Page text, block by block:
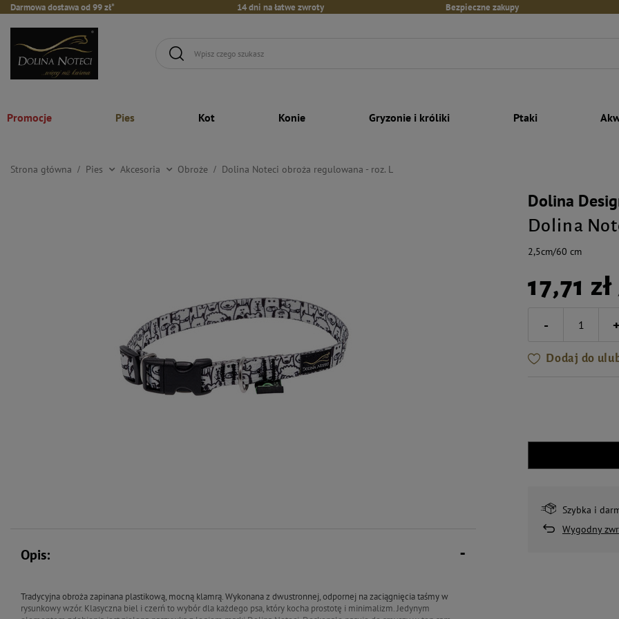
Darmowa dostawa od 99 zł* 14 dni na łatwe zwroty Bezpieczne zakupy
Promocje Pies Kot Konie Gryzonie i króliki Ptaki
Strona główna Pies Akcesoria Obroże Dolina Noteci obroża regulowana - roz. L
Dolina
Dolina
2,5cm/60 cm
17,71 zł
-
Dodaj do
Szybka i
Wygodny
Opis:
Tradycyjna obroża zapinana plastikową, mocną klamrą. Wykonana z dwustronnej, odpornej na zaciągnięcia taśmy w
rysunkowy wzór. Klasyczna biel i czerń to wybór dla każdego psa, który kocha prostotę i minimalizm. Jedynym